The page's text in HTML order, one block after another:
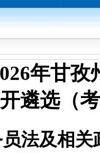
6年甘孜
遴选（
法及相关